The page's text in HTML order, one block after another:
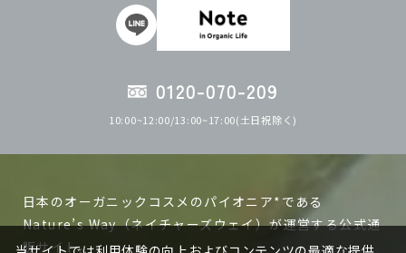
0120-070-209
10:00~12:00/13:00~17:00(土日祝除く)
日本のオーガニックコスメのパイオニア*である
Nature’s Way（ネイチャーズウェイ）が運営する公式通
販サイト。